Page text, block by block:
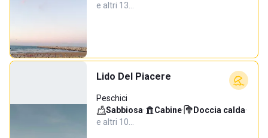
e altri 13…
Lido Del Piacere
Peschici
Sabbiosa· Cabine· Doccia calda·
e altri 10…